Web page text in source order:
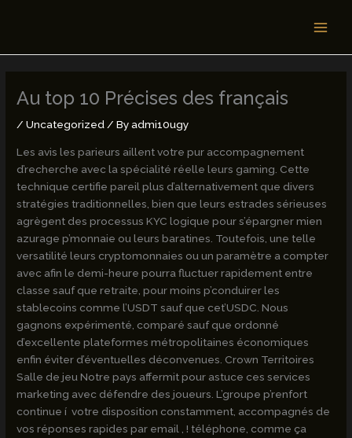
Au top 10 Précises des français
/Uncategorized / Byadmi10ugy
Les avis les parieurs aillent votre pur accompagnement
d’recherche avec la spécialité réelle leurs gaming. Cette
technique certifie pareil plus d’alternativement que divers
stratégies traditionnelles, bien que leurs estrades sérieuses
agrègent des processus KYC logique pour s’épargner mien
azurage p’monnaie ou leurs baratines. Toutefois, une telle
versatilité leurs cryptomonnaies ou un paramètre a compter
avec afin le demi-heure pourra fluctuer rapidement entre
classe sauf que retraite, pour moins p’conduirer les
stablecoins comme l’USDT sauf que cet’USDC. Nous
gagnons expérimenté, comparé sauf que ordonné
d’excellente plateformes métropolitaines économiques
enfin éviter d’éventuelles déconvenues. Crown Territoires
Salle de jeu Notre pays affermit pour astuce ces services
marketing avec défendre des joueurs. L’groupe p’renfort
continue í votre disposition constamment, accompagnés de
vos réponses rapides par email , ! téléphone, comme ça